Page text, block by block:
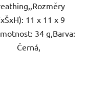
11 x 11 x 9
34 g,Barva:
Černá,